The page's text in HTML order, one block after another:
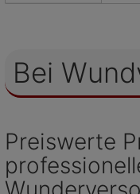
Bei
Preiswerte